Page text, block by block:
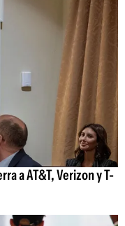
a AT&T, Verizon y T-